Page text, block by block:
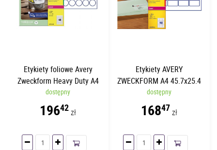
Etykiety foliowe Avery
Zweckform Heavy Duty A4
Ø 30mm | 20 arkuszy | 40
etykiet/str.
dostępny
19642zł
Etykiety AVERY
ZWECKFORM A4 45.7x25.4
| 25 ark./opakowanie
dostępny
16847zł